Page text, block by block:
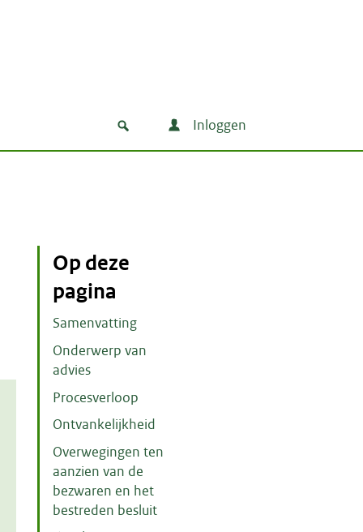
Inloggen
Op deze
pagina
Samenvatting
Onderwerp van
advies
Procesverloop
Ontvankelijkheid
Overwegingen ten
aanzien van de
bezwaren en het
bestreden besluit